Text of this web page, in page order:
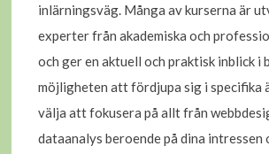
inlärningsväg. Många av kurserna är
experter från akademiska och
och ger en aktuell och praktisk inblick i
möjligheten att fördjupa sig i specifika
välja att fokusera på allt från
dataanalys beroende på dina intressen